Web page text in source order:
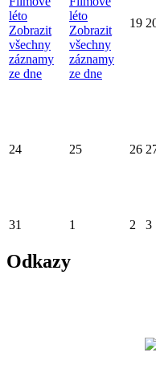
léto
Zobrazit
všechny
záznamy
ze dne
léto
Zobrazit
všechny
záznamy
ze dne
19
24 25 26
31 1 2 3
Odkazy